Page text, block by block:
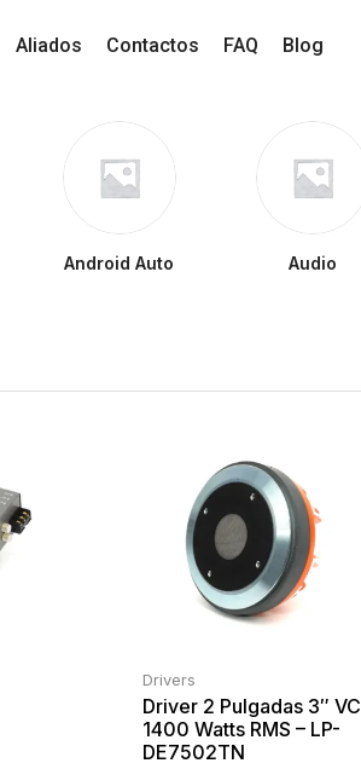
Aliados Contactos FAQ Blog
Android Auto Audio
Drivers
Driver 2 Pulgadas 3″ VC
1400 Watts RMS – LP-
DE7502TN